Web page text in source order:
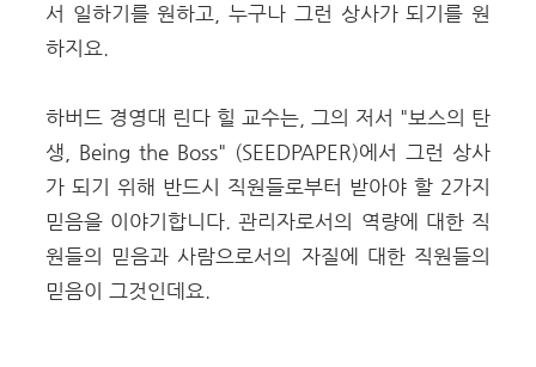
서 일하기를 원하고, 누구나 그런 상사가 되기를 원
하지요.
하버드 경영대 린다 힐 교수는, 그의 저서 "보스의 탄
생, Being the Boss" (SEEDPAPER)에서 그런 상사
가 되기 위해 반드시 직원들로부터 받아야 할 2가지
믿음을 이야기합니다. 관리자로서의 역량에 대한 직
원들의 믿음과 사람으로서의 자질에 대한 직원들의
믿음이 그것인데요.